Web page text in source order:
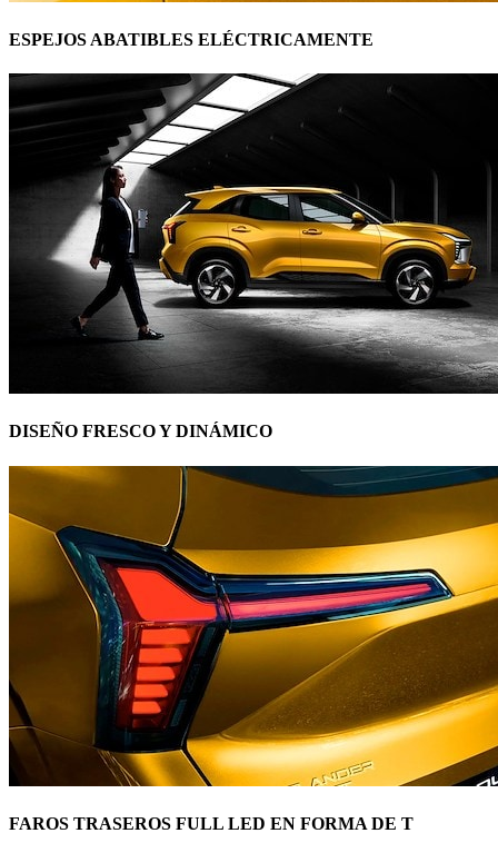
ESPEJOS ABATIBLES ELÉCTRICAMENTE
DISEÑO FRESCO Y DINÁMICO
FAROS TRASEROS FULL LED EN FORMA DE T